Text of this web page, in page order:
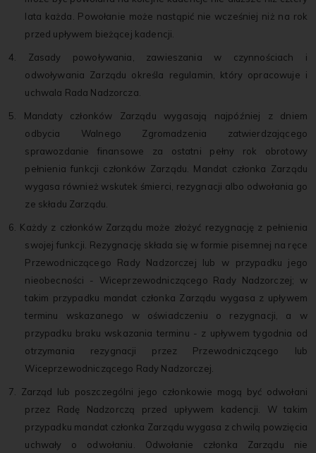
lata każda. Powołanie może nastąpić nie wcześniej niż na rok
przed upływem bieżącej kadencji.
4. Zasady powoływania, zawieszania w czynnościach i
odwoływania Zarządu określa regulamin, który opracowuje i
uchwala Rada Nadzorcza.
5. Mandaty członków Zarządu wygasają najpóźniej z dniem
odbycia Walnego Zgromadzenia zatwierdzającego
sprawozdanie finansowe za ostatni pełny rok obrotowy
pełnienia funkcji członków Zarządu. Mandat członka Zarządu
wygasa również wskutek śmierci, rezygnacji albo odwołania go
ze składu Zarządu.
6. Każdy z członków Zarządu może złożyć rezygnację z pełnienia
swojej funkcji. Rezygnację składa się w formie pisemnej na ręce
Przewodniczącego Rady Nadzorczej lub w przypadku jego
nieobecności - Wiceprzewodniczącego Rady Nadzorczej; w
takim przypadku mandat członka Zarządu wygasa z upływem
terminu wskazanego w oświadczeniu o rezygnacji, a w
przypadku braku wskazania terminu - z upływem tygodnia od
otrzymania rezygnacji przez Przewodniczącego lub
Wiceprzewodniczącego Rady Nadzorczej.
7. Zarząd lub poszczególni jego członkowie mogą być odwołani
przez Radę Nadzorczą przed upływem kadencji. W takim
przypadku mandat członka Zarządu wygasa z chwilą powzięcia
uchwały o odwołaniu. Odwołanie członka Zarządu nie